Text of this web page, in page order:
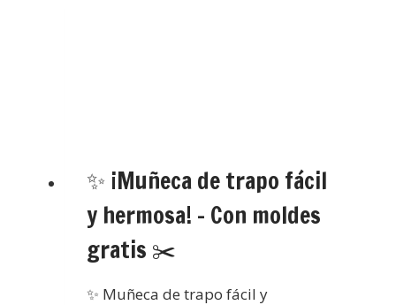
✨ ¡Muñeca de trapo fácil
y hermosa! – Con moldes
gratis ✂️
✨ Muñeca de trapo fácil y